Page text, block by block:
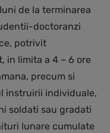
de la terminarea
doctoranzi
potrivit
in limita a 4 – 6 ore
precum si
instruirii individuale,
soldati sau gradati
lunare cumulate